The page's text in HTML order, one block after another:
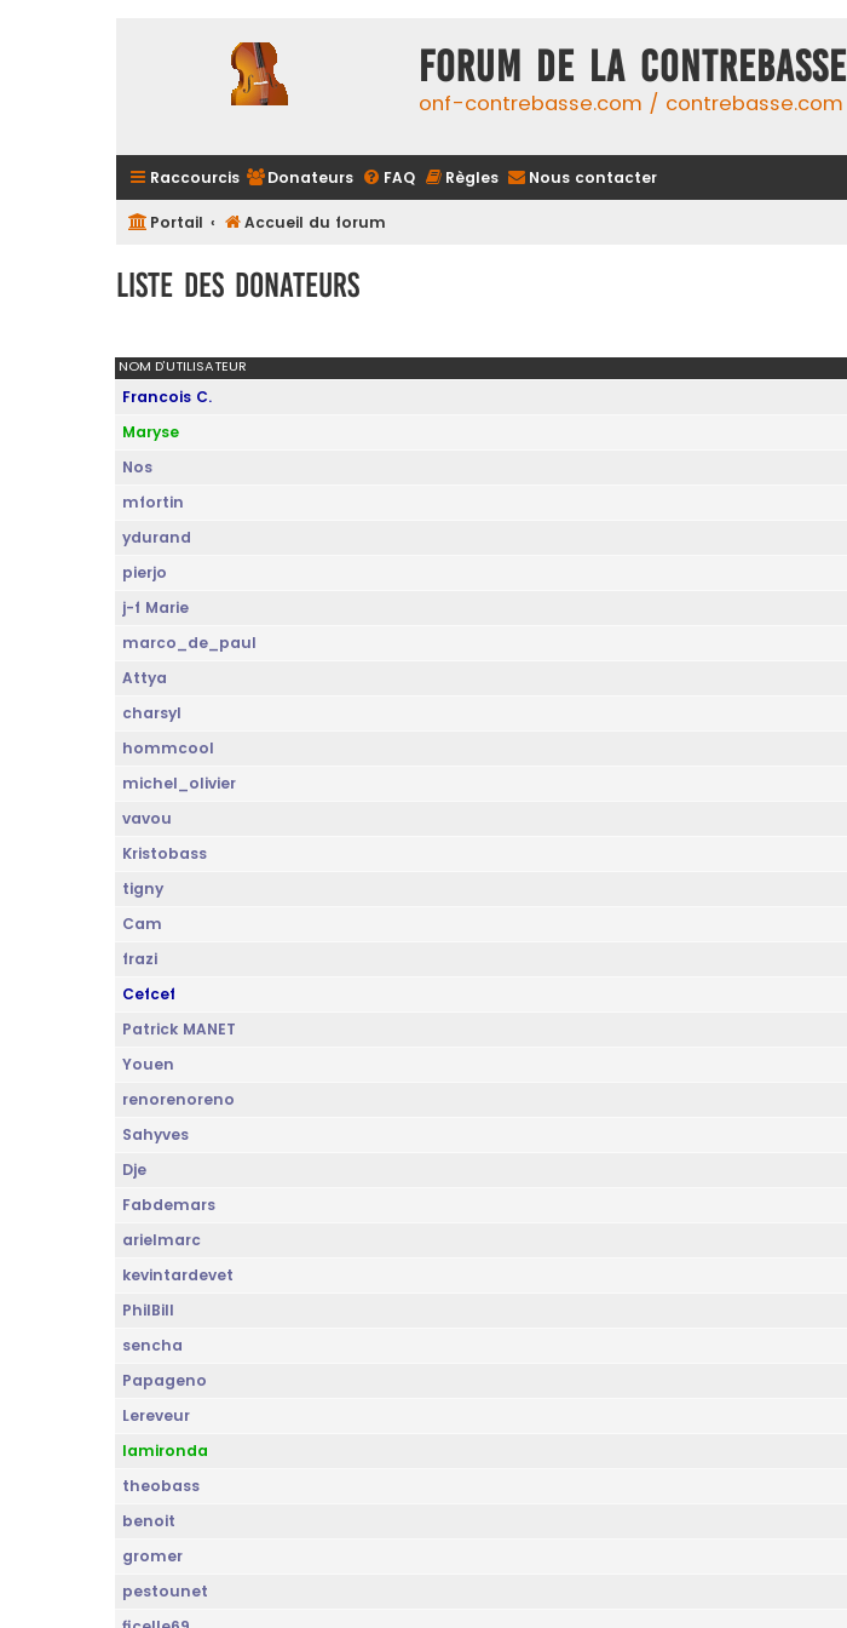
FORUM DE LA CONTREBASSE
onf-contrebasse.com / contrebasse.com
Raccourcis Donateurs FAQ Règles Nous contacter
Portail Accueil du forum
Liste des donateurs
NOM D’UTILISATEUR
Francois C.
Maryse
Nos
mfortin
ydurand
pierjo
j-f Marie
marco_de_paul
Attya
charsyl
hommcool
michel_olivier
vavou
Kristobass
tigny
Cam
frazi
Cefcef
Patrick MANET
Youen
renorenoreno
Sahyves
Dje
Fabdemars
arielmarc
kevintardevet
PhilBill
sencha
Papageno
Lereveur
lamironda
theobass
benoit
gromer
pestounet